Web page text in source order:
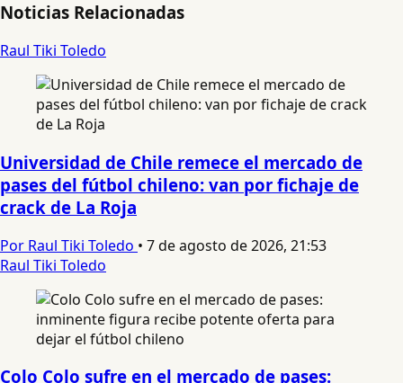
Noticias Relacionadas
Raul Tiki Toledo
Universidad de Chile remece el mercado de
pases del fútbol chileno: van por fichaje de
crack de La Roja
Por Raul Tiki Toledo • 7 de agosto de 2026, 21:53
Raul Tiki Toledo
Colo Colo sufre en el mercado de pases: